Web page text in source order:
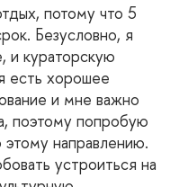
потому что 5
Безусловно, я
и кураторскую
есть хорошее
и мне важно
поэтому попробую
этому направлению.
устроиться на